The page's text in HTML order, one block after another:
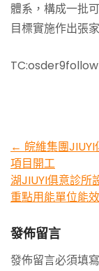
體系，構成一批
目標實施作出張
Post
← 皖維集團
項目開工
湖JIUYI俱意診所
重點用能單位能
發佈留言
發佈留言必須填